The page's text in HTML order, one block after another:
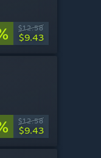
$12.58
$9.43
$12.58
$9.43